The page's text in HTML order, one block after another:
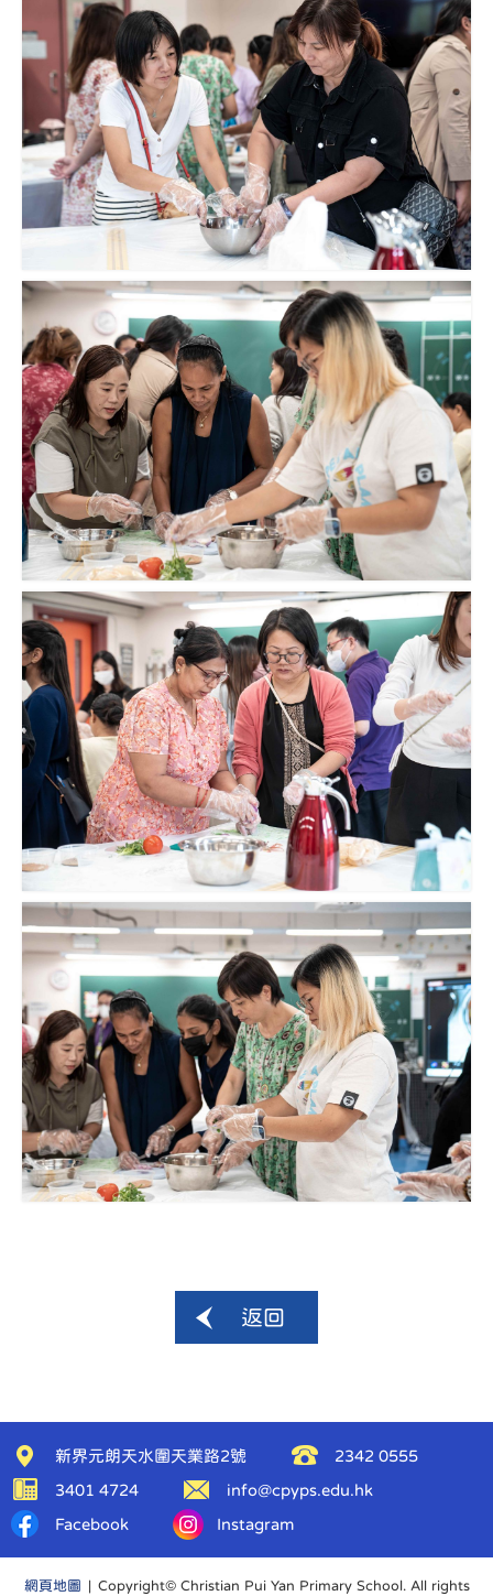
返回
新界元朗天水圍天業路2號 2342 0555
3401 4724 info@cpyps.edu.hk
Facebook Instagram
網頁地圖 | Copyright© Christian Pui Yan Primary School. All rights